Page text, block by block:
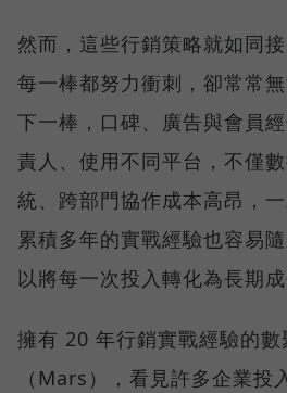
然而，這些行銷策略就如同
每一棒都努力衝刺，卻常常
下一棒，口碑、廣告與會員
責人、使用不同平台，不僅
統、跨部門協作成本高昂，
累積多年的實戰經驗也容易
以將每一次投入轉化為長期成
擁有 20 年行銷實戰經驗的
（Mars），看見許多企業投